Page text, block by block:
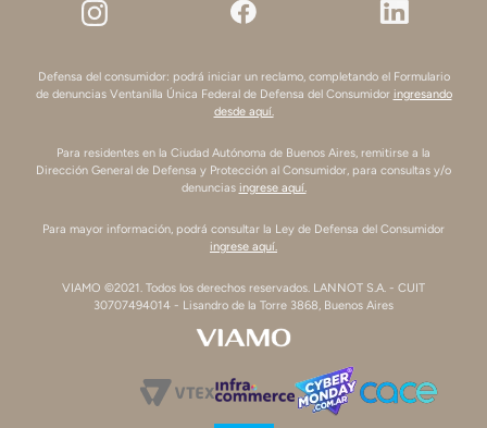
Defensa del consumidor: podrá iniciar un reclamo, completando el Formulario
de denuncias Ventanilla Única Federal de Defensa del Consumidor ingresando
desde aquí.
Para residentes en la Ciudad Autónoma de Buenos Aires, remitirse a la
Dirección General de Defensa y Protección al Consumidor, para consultas y/o
denuncias ingrese aquí.
Para mayor información, podrá consultar la Ley de Defensa del Consumidor
ingrese aquí.
VIAMO ©2021. Todos los derechos reservados. LANNOT S.A. - CUIT
30707494014 - Lisandro de la Torre 3868, Buenos Aires